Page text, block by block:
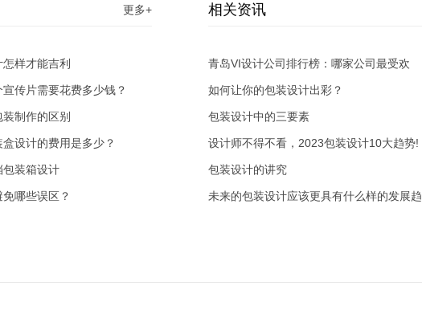
更多+
样才能吉利
传片需要花费多少钱？
制作的区别
设计的费用是多少？
装箱设计
哪些误区？
相关资讯
青岛VI设计公司排行榜：哪家公司最受欢
迎？
如何让你的包装设计出彩？
包装设计中的三要素
设计师不得不看，2023包装设计10大趋势!
(1)
包装设计的讲究
未来的包装设计应该更具有什么样的发展趋